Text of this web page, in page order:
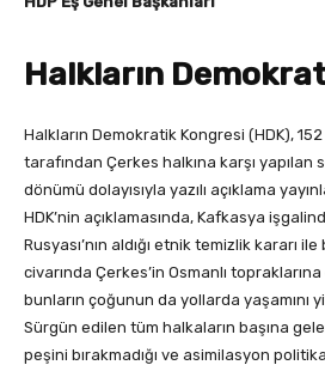
Halkların
Halkların Demokratik Kongresi (HDK), 152
tarafından Çerkes halkına karşı yapılan
dönümü dolayısıyla yazılı açıklama
HDK’nin açıklamasında, Kafkasya
Rusyası’nın aldığı etnik temizlik kararı
civarında Çerkes’in Osmanlı
bunların çoğunun da yollarda yaşamını
Sürgün edilen tüm halkaların başına
peşini bırakmadığı ve asimilasyon